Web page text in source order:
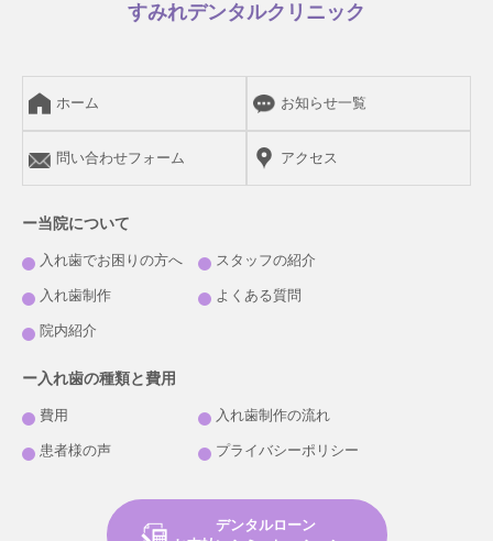
すみれデンタルクリニック
ホーム お知らせ一覧
問い合わせフォーム アクセス
ー当院について
入れ歯でお困りの方へ スタッフの紹介
入れ歯制作 よくある質問
院内紹介
ー入れ歯の種類と費用
費用 入れ歯制作の流れ
患者様の声 プライバシーポリシー
デンタルローン